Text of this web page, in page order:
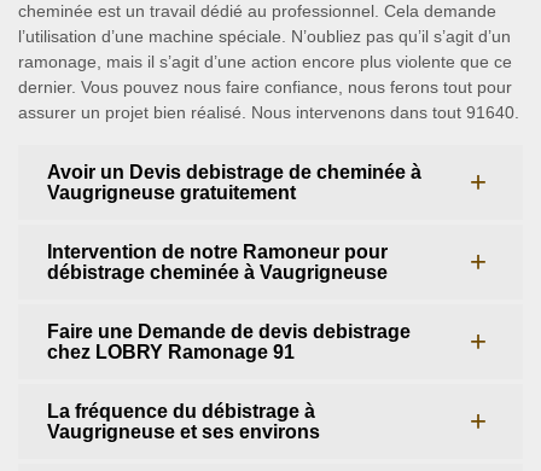
cheminée est un travail dédié au professionnel. Cela demande
l’utilisation d’une machine spéciale. N’oubliez pas qu’il s’agit d’un
ramonage, mais il s’agit d’une action encore plus violente que ce
dernier. Vous pouvez nous faire confiance, nous ferons tout pour
assurer un projet bien réalisé. Nous intervenons dans tout 91640.
Avoir un Devis debistrage de cheminée à
Vaugrigneuse gratuitement
Intervention de notre Ramoneur pour
débistrage cheminée à Vaugrigneuse
Faire une Demande de devis debistrage
chez LOBRY Ramonage 91
La fréquence du débistrage à
Vaugrigneuse et ses environs